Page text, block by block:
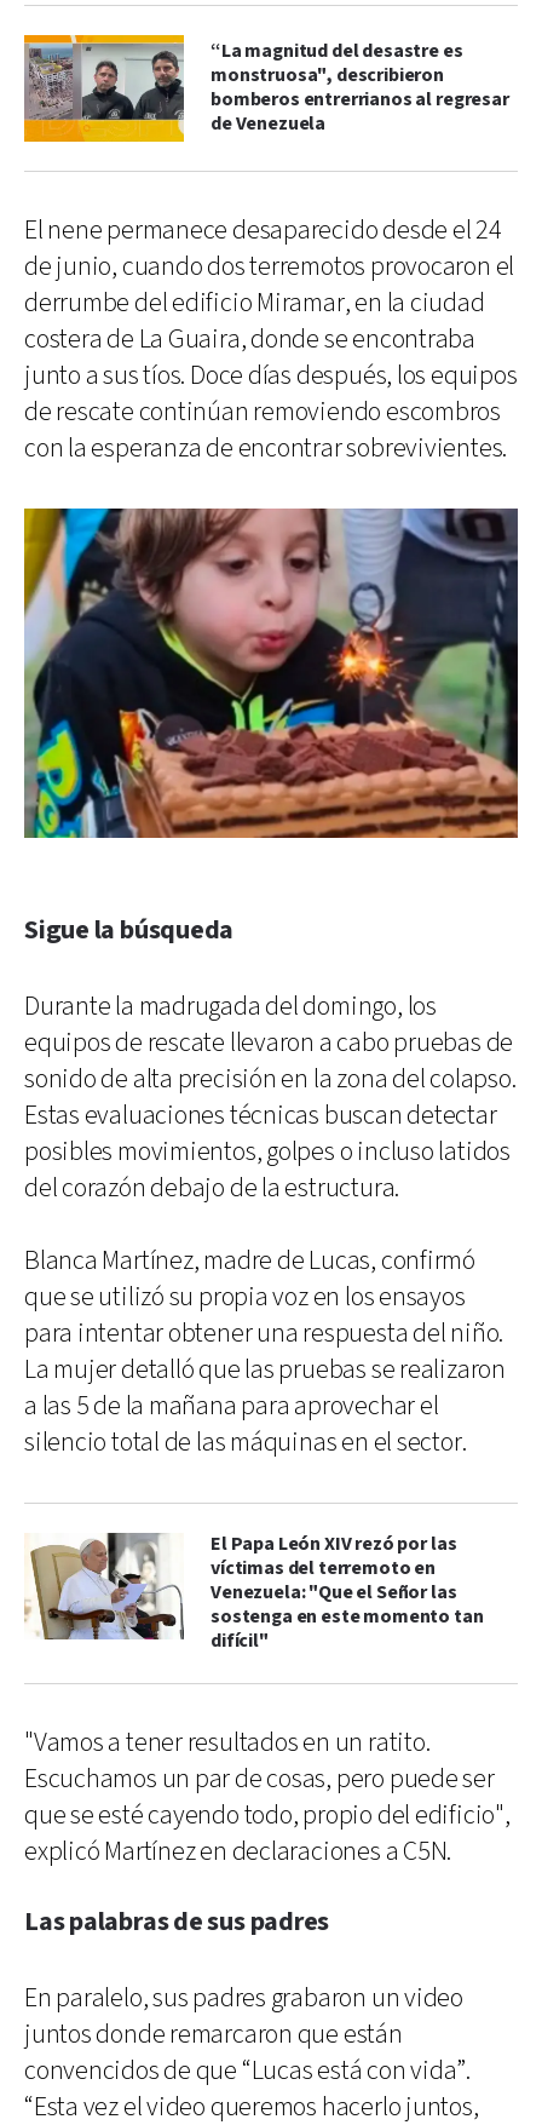
“La magnitud del desastre es
monstruosa", describieron
bomberos entrerrianos al regresar
de Venezuela
El nene permanece desaparecido desde el 24
de junio, cuando dos terremotos provocaron el
derrumbe del edificio Miramar, en la ciudad
costera de La Guaira, donde se encontraba
junto a sus tíos. Doce días después, los equipos
de rescate continúan removiendo escombros
con la esperanza de encontrar sobrevivientes.
Sigue la búsqueda
Durante la madrugada del domingo, los
equipos de rescate llevaron a cabo pruebas de
sonido de alta precisión en la zona del colapso.
Estas evaluaciones técnicas buscan detectar
posibles movimientos, golpes o incluso latidos
del corazón debajo de la estructura.
Blanca Martínez, madre de Lucas, confirmó
que se utilizó su propia voz en los ensayos
para intentar obtener una respuesta del niño.
La mujer detalló que las pruebas se realizaron
a las 5 de la mañana para aprovechar el
silencio total de las máquinas en el sector.
El Papa León XIV rezó por las
víctimas del terremoto en
Venezuela: "Que el Señor las
sostenga en este momento tan
difícil"
"Vamos a tener resultados en un ratito.
Escuchamos un par de cosas, pero puede ser
que se esté cayendo todo, propio del edificio",
explicó Martínez en declaraciones a C5N.
Las palabras de sus padres
En paralelo, sus padres grabaron un video
juntos donde remarcaron que están
convencidos de que “Lucas está con vida”.
“Esta vez el video queremos hacerlo juntos,